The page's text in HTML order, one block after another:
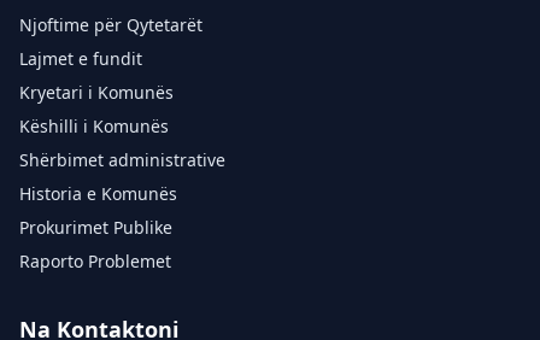
Njoftime për Qytetarët
Lajmet e fundit
Kryetari i Komunës
Këshilli i Komunës
Shërbimet administrative
Historia e Komunës
Prokurimet Publike
Raporto Problemet
Na Kontaktoni